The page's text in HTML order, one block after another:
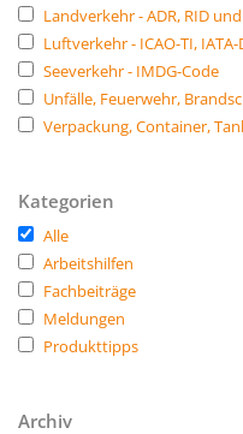
Landverkehr - ADR, RID
Luftverkehr - ICAO-TI, IATA-
Seeverkehr - IMDG-Code
Unfälle, Feuerwehr,
Verpackung, Container,
Kategorien
Alle
Arbeitshilfen
Fachbeiträge
Meldungen
Produkttipps
Archiv